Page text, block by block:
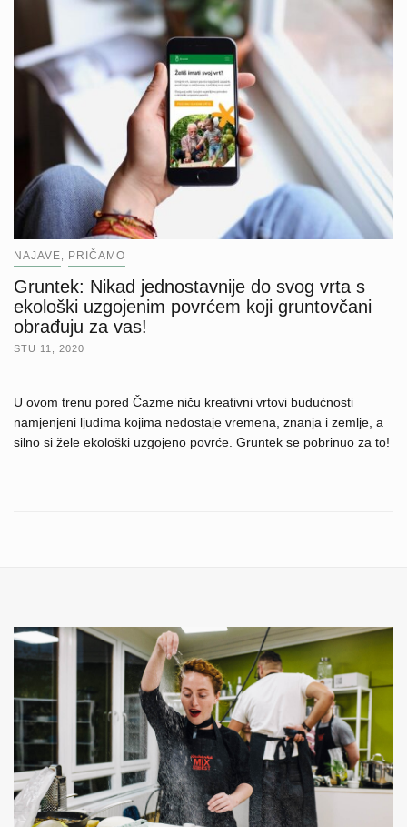
NAJAVE PRIČAMO
Gruntek: Nikad jednostavnije do svog vrta s
ekološki uzgojenim povrćem koji gruntovčani
obrađuju za vas!
STU 11, 2020
U ovom trenu pored Čazme niču kreativni vrtovi budućnosti
namjenjeni ljudima kojima nedostaje vremena, znanja i zemlje, a
silno si žele ekološki uzgojeno povrće. Gruntek se pobrinuo za to!